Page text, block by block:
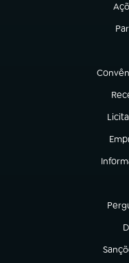
(abre
(abre
(abre